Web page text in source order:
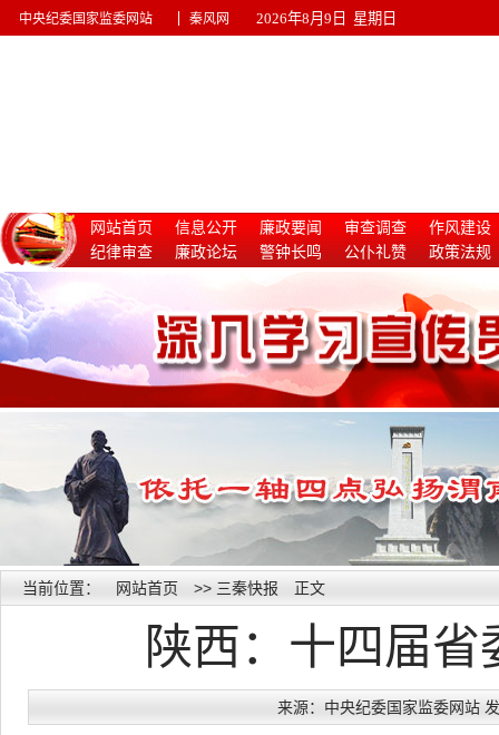
中央纪委国家监委网站 秦风网 2026年8月9日 星期日
网站首页 信息公开 廉政要闻 审查调查
作风建设
纪律审查
廉政论坛 警钟长鸣 公仆礼赞
政策法规
当前位置： 网站首页 >> 三秦快报 正文
陕西：十四届
来源：中央纪委国家监委网站